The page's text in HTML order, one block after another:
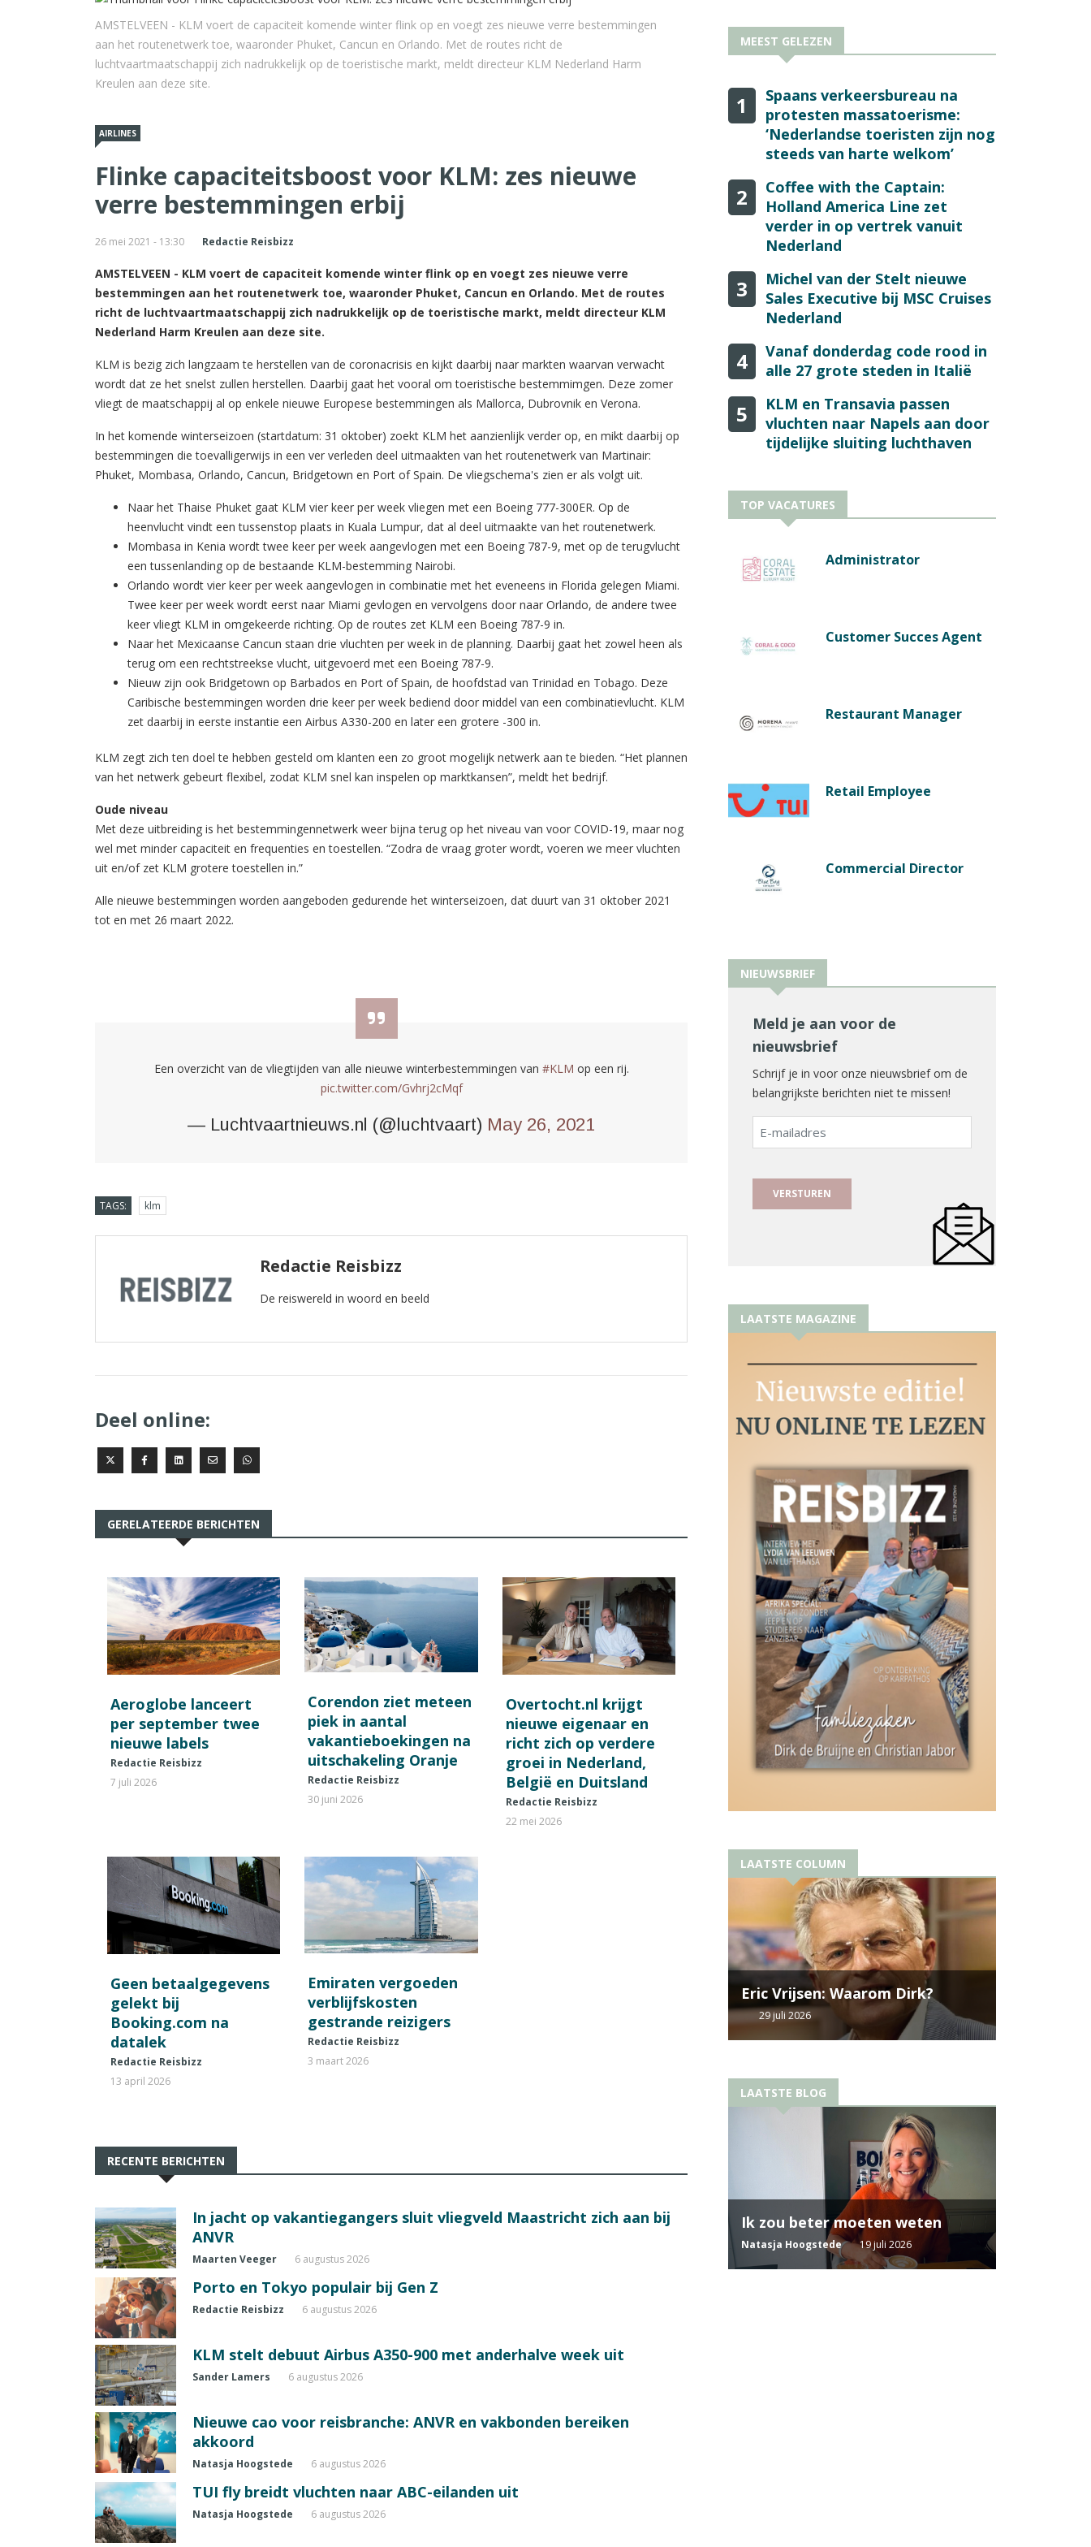
AMSTELVEEN - KLM voert de capaciteit komende winter flink op en voegt zes nieuwe verre bestemmingen
aan het routenetwerk toe, waaronder Phuket, Cancun en Orlando. Met de routes richt de
luchtvaartmaatschappij zich nadrukkelijk op de toeristische markt, meldt directeur KLM Nederland Harm
Kreulen aan deze site.
AIRLINES
Flinke capaciteitsboost voor KLM: zes nieuwe
verre bestemmingen erbij
26 mei 2021 - 13:30 Redactie Reisbizz
AMSTELVEEN - KLM voert de capaciteit komende winter flink op en voegt zes nieuwe verre
bestemmingen aan het routenetwerk toe, waaronder Phuket, Cancun en Orlando. Met de routes
richt de luchtvaartmaatschappij zich nadrukkelijk op de toeristische markt, meldt directeur KLM
Nederland Harm Kreulen aan deze site.
KLM is bezig zich langzaam te herstellen van de coronacrisis en kijkt daarbij naar markten waarvan verwacht
wordt dat ze het snelst zullen herstellen. Daarbij gaat het vooral om toeristische bestemmimgen. Deze zomer
vliegt de maatschappij al op enkele nieuwe Europese bestemmingen als Mallorca, Dubrovnik en Verona.
In het komende winterseizoen (startdatum: 31 oktober) zoekt KLM het aanzienlijk verder op, en mikt daarbij op
bestemmingen die toevalligerwijs in een ver verleden deel uitmaakten van het routenetwerk van Martinair:
Phuket, Mombasa, Orlando, Cancun, Bridgetown en Port of Spain. De vliegschema's zien er als volgt uit.
Naar het Thaise Phuket gaat KLM vier keer per week vliegen met een Boeing 777-300ER. Op de
heenvlucht vindt een tussenstop plaats in Kuala Lumpur, dat al deel uitmaakte van het routenetwerk.
Mombasa in Kenia wordt twee keer per week aangevlogen met een Boeing 787-9, met op de terugvlucht
een tussenlanding op de bestaande KLM-bestemming Nairobi.
Orlando wordt vier keer per week aangevlogen in combinatie met het eveneens in Florida gelegen Miami.
Twee keer per week wordt eerst naar Miami gevlogen en vervolgens door naar Orlando, de andere twee
keer vliegt KLM in omgekeerde richting. Op de routes zet KLM een Boeing 787-9 in.
Naar het Mexicaanse Cancun staan drie vluchten per week in de planning. Daarbij gaat het zowel heen als
terug om een rechtstreekse vlucht, uitgevoerd met een Boeing 787-9.
Nieuw zijn ook Bridgetown op Barbados en Port of Spain, de hoofdstad van Trinidad en Tobago. Deze
Caribische bestemmingen worden drie keer per week bediend door middel van een combinatievlucht. KLM
zet daarbij in eerste instantie een Airbus A330-200 en later een grotere -300 in.
KLM zegt zich ten doel te hebben gesteld om klanten een zo groot mogelijk netwerk aan te bieden. “Het plannen
van het netwerk gebeurt flexibel, zodat KLM snel kan inspelen op marktkansen”, meldt het bedrijf.
Oude niveau
Met deze uitbreiding is het bestemmingennetwerk weer bijna terug op het niveau van voor COVID-19, maar nog
wel met minder capaciteit en frequenties en toestellen. “Zodra de vraag groter wordt, voeren we meer vluchten
uit en/of zet KLM grotere toestellen in.”
Alle nieuwe bestemmingen worden aangeboden gedurende het winterseizoen, dat duurt van 31 oktober 2021
tot en met 26 maart 2022.
Een overzicht van de vliegtijden van alle nieuwe winterbestemmingen van #KLM op een rij.
pic.twitter.com/Gvhrj2cMqf
— Luchtvaartnieuws.nl (@luchtvaart) May 26, 2021
TAGS: klm
Redactie Reisbizz
De reiswereld in woord en beeld
Deel online:
GERELATEERDE BERICHTEN
Aeroglobe lanceert
per september twee
nieuwe labels
Redactie Reisbizz
7 juli 2026
Corendon ziet meteen
piek in aantal
vakantieboekingen na
uitschakeling Oranje
Redactie Reisbizz
30 juni 2026
Overtocht.nl krijgt
nieuwe eigenaar en
richt zich op verdere
groei in Nederland,
België en Duitsland
Redactie Reisbizz
22 mei 2026
Geen betaalgegevens
gelekt bij
Booking.com na
datalek
Redactie Reisbizz
13 april 2026
Emiraten vergoeden
verblijfskosten
gestrande reizigers
Redactie Reisbizz
3 maart 2026
RECENTE BERICHTEN
In jacht op vakantiegangers sluit vliegveld Maastricht zich aan bij
ANVR
Maarten Veeger 6 augustus 2026
Porto en Tokyo populair bij Gen Z
Redactie Reisbizz 6 augustus 2026
KLM stelt debuut Airbus A350-900 met anderhalve week uit
Sander Lamers 6 augustus 2026
Nieuwe cao voor reisbranche: ANVR en vakbonden bereiken
akkoord
Natasja Hoogstede 6 augustus 2026
TUI fly breidt vluchten naar ABC-eilanden uit
Natasja Hoogstede 6 augustus 2026
MEEST GELEZEN
1
Spaans verkeersbureau na
protesten massatoerisme:
‘Nederlandse toeristen zijn nog
steeds van harte welkom’
2
Coffee with the Captain:
Holland America Line zet
verder in op vertrek vanuit
Nederland
3
Michel van der Stelt nieuwe
Sales Executive bij MSC Cruises
Nederland
4
Vanaf donderdag code rood in
alle 27 grote steden in Italië
5
KLM en Transavia passen
vluchten naar Napels aan door
tijdelijke sluiting luchthaven
TOP VACATURES
Administrator
Customer Succes Agent
Restaurant Manager
Retail Employee
Commercial Director
NIEUWSBRIEF
Meld je aan voor de
nieuwsbrief
Schrijf je in voor onze nieuwsbrief om de
belangrijkste berichten niet te missen!
E-
mailadres
LAATSTE MAGAZINE
LAATSTE COLUMN
Eric Vrijsen: Waarom Dirk?
29 juli 2026
LAATSTE BLOG
Ik zou beter moeten weten
Natasja Hoogstede 19 juli 2026